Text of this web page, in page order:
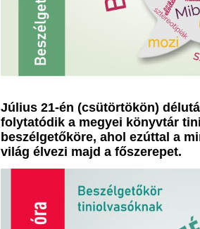
Július 21-én (csütörtökön)
folytatódik a megyei könyvtár
beszélgetőköre, ahol ezúttal a
világ élvezi majd a főszerepet.